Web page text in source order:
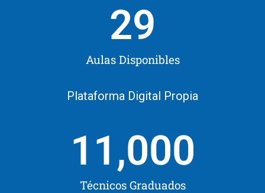
Aulas Disponibles
29
Plataforma Digital Propia
Técnicos Graduados
11,000